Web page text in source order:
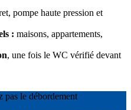
pompe haute pression et
: maisons, appartements,
, une fois le WC vérifié devant
pas le débordement